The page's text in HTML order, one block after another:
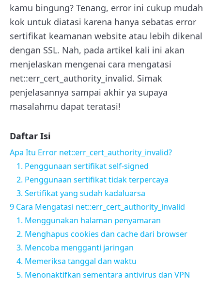
kamu bingung? Tenang, error ini cukup mudah
kok untuk diatasi karena hanya sebatas error
sertifikat keamanan website atau lebih dikenal
dengan SSL. Nah, pada artikel kali ini akan
menjelaskan mengenai cara mengatasi
net::err_cert_authority_invalid. Simak
penjelasannya sampai akhir ya supaya
masalahmu dapat teratasi!
Daftar Isi
Apa Itu Error net::err_cert_authority_invalid?
1. Penggunaan sertifikat self-signed
2. Penggunaan sertifikat tidak terpercaya
3. Sertifikat yang sudah kadaluarsa
9 Cara Mengatasi net::err_cert_authority_invalid
1. Menggunakan halaman penyamaran
2. Menghapus cookies dan cache dari browser
3. Mencoba mengganti jaringan
4. Memeriksa tanggal dan waktu
5. Menonaktifkan sementara antivirus dan VPN